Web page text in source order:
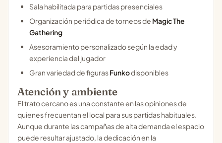
Sala habilitada para partidas presenciales
Organización periódica de torneos de Magic The
Gathering
Asesoramiento personalizado según la edad y
experiencia del jugador
Gran variedad de figurasFunkodisponibles
Atención y ambiente
El trato cercano es una constante en las opiniones de
quienes frecuentan el local para sus partidas habituales.
Aunque durante las campañas de alta demanda el espacio
puede resultar ajustado, la dedicación en la